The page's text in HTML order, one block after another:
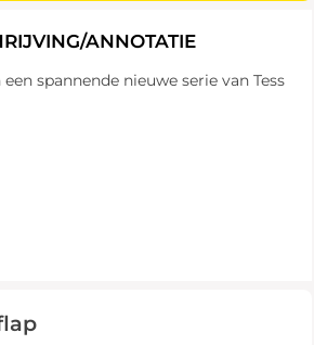
ANNOTATIE
spannende nieuwe serie van Tess